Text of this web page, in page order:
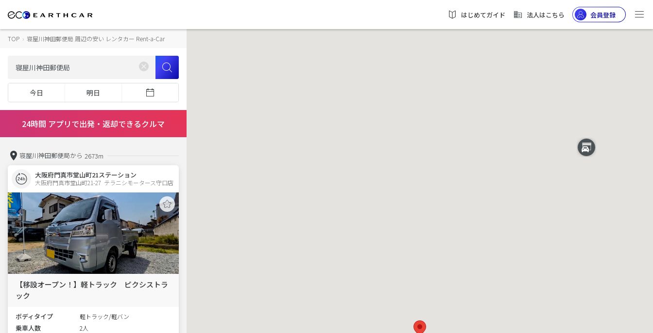
はじめてガイド 法人はこちら 会員登録
TOP › 寝屋川神田郵便局 周辺の安い レンタカー Rent-a-Car
今日 明日
24時間 アプリで出発・返却できるクルマ
寝屋川神田郵便局から 2673m
大阪府門真市堂山町21ステーション
大阪府門真市堂山町21-27  テラニシモータース守口店
【移設オープン！】軽トラック ピクシストラ
ック
ボディタイプ 軽トラック/軽バン
乗車人数 2人